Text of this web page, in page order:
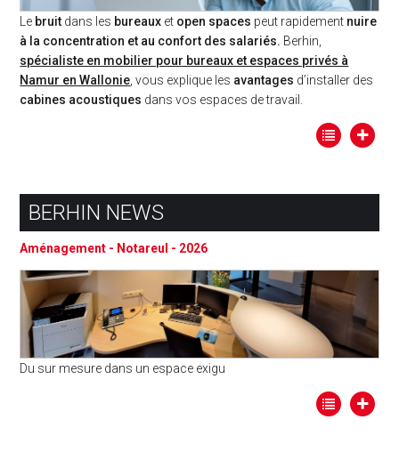
Le bruit dans les bureaux et open spaces peut rapidement nuire
à la concentration et au confort des salariés. Berhin,
spécialiste en mobilier pour bureaux et espaces privés à
Namur en Wallonie , vous explique les avantages d’installer des
cabines acoustiques dans vos espaces de travail.
BERHIN NEWS
Aménagement - Notareul - 2026
Du sur mesure dans un espace exigu